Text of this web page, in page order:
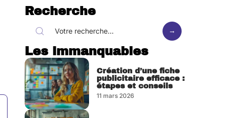
Recherche
Les immanquables
Création d’une fiche
publicitaire efficace :
étapes et conseils
11 mars 2026